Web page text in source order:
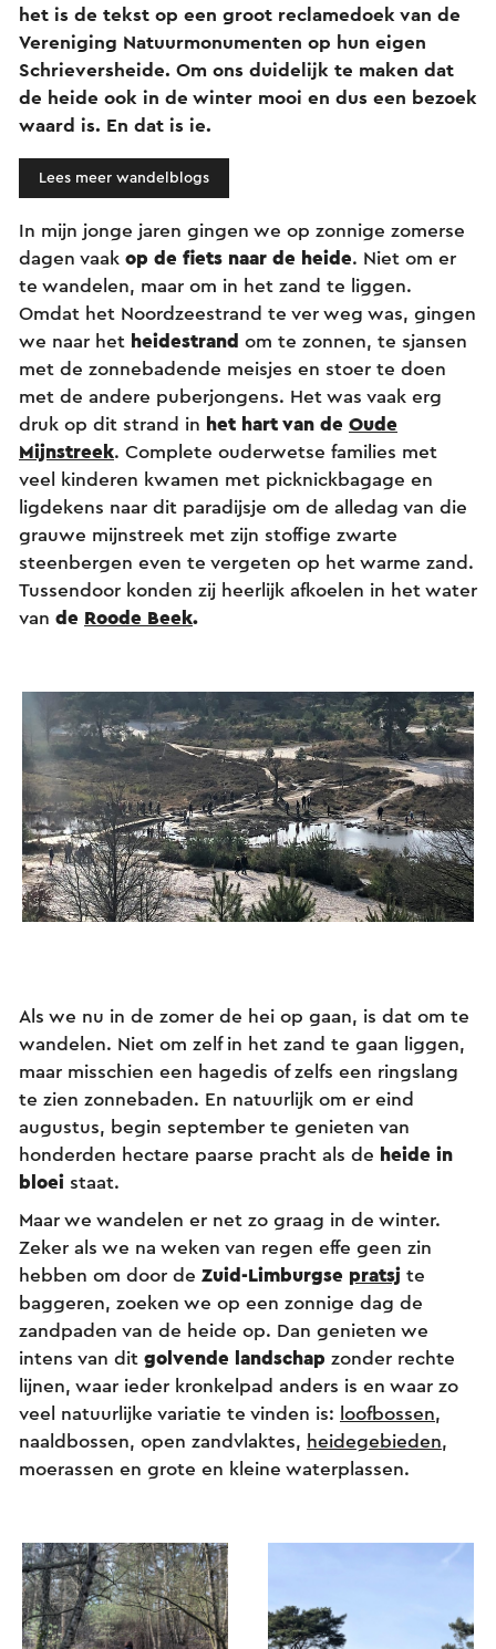
het is de tekst op een groot reclamedoek van de
Vereniging Natuurmonumenten op hun eigen
Schrieversheide. Om ons duidelijk te maken dat
de heide ook in de winter mooi en dus een bezoek
waard is. En dat is ie.
Lees meer wandelblogs
In mijn jonge jaren gingen we op zonnige zomerse
dagen vaak op de fiets naar de heide. Niet om er
te wandelen, maar om in het zand te liggen.
Omdat het Noordzeestrand te ver weg was, gingen
we naar het heidestrand om te zonnen, te sjansen
met de zonnebadende meisjes en stoer te doen
met de andere puberjongens. Het was vaak erg
druk op dit strand in het hart van de Oude
Mijnstreek. Complete ouderwetse families met
veel kinderen kwamen met picknickbagage en
ligdekens naar dit paradijsje om de alledag van die
grauwe mijnstreek met zijn stoffige zwarte
steenbergen even te vergeten op het warme zand.
Tussendoor konden zij heerlijk afkoelen in het water
van de Roode Beek.
Als we nu in de zomer de hei op gaan, is dat om te
wandelen. Niet om zelf in het zand te gaan liggen,
maar misschien een hagedis of zelfs een ringslang
te zien zonnebaden. En natuurlijk om er eind
augustus, begin september te genieten van
honderden hectare paarse pracht als de heide in
bloei staat.
Maar we wandelen er net zo graag in de winter.
Zeker als we na weken van regen effe geen zin
hebben om door de Zuid-Limburgse pratsj te
baggeren, zoeken we op een zonnige dag de
zandpaden van de heide op. Dan genieten we
intens van dit golvende landschap zonder rechte
lijnen, waar ieder kronkelpad anders is en waar zo
veel natuurlijke variatie te vinden is: loofbossen,
naaldbossen, open zandvlaktes, heidegebieden,
moerassen en grote en kleine waterplassen.